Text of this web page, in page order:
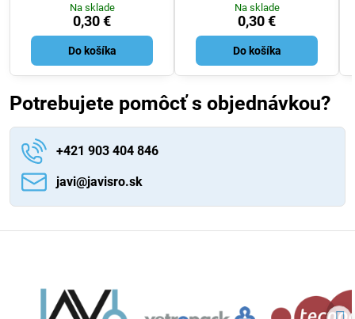
Na sklade
0,30 €
Do košíka
Na sklade
0,30 €
Do košíka
Potrebujete pomôcť s objednávkou?
+421 903 404 846
javi​@javisro​.sk